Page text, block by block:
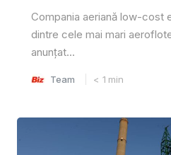
Compania aeriană low-cost
dintre cele mai mari
anunțat...
Team < 1 min